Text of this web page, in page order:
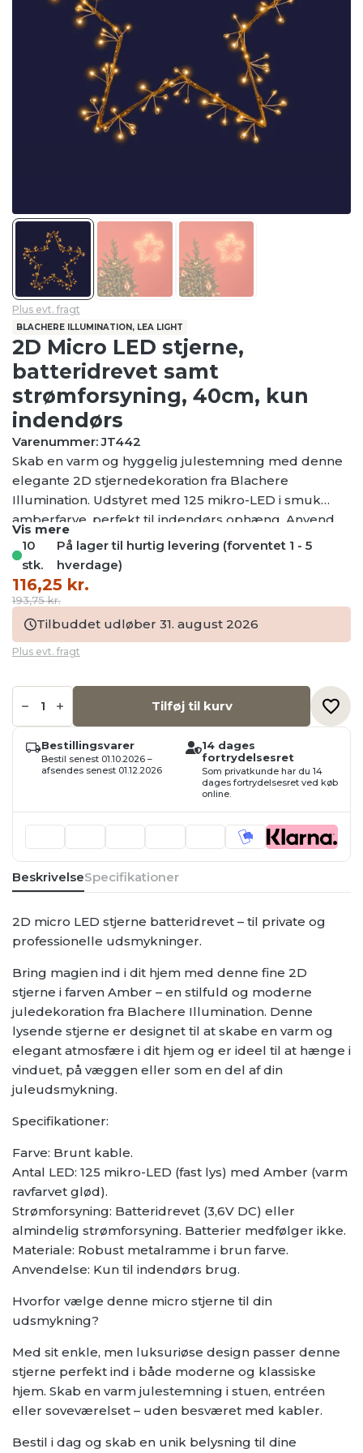
Plus evt. fragt
BLACHERE ILLUMINATION, LEA LIGHT
2D Micro LED stjerne,
batteridrevet samt
strømforsyning, 40cm, kun
indendørs
Varenummer: JT442
Skab en varm og hyggelig julestemning med denne
elegante 2D stjernedekoration fra Blachere
Illumination. Udstyret med 125 mikro-LED i smuk
amberfarve, perfekt til indendørs ophæng. Anvend
batterier eller almindelig strømforsyning for nem
placering. (Batterier medfølger ikke)
Vis mere
10
stk.
På lager til hurtig levering (forventet 1 - 5
hverdage)
193,75kr.
Den
oprindelige
pris
var:
193,75 kr..
116,25 kr.
Den
aktuelle
pris
er:
116,25 kr..
Tilbuddet udløber 31. august 2026
Plus evt. fragt
2D
Micro
stjerne,
batteridrevet
samt
strømforsyning,
40cm,
antal
Tilføj til kurv
Bestillingsvarer
Bestil senest 01.10.2026 –
afsendes senest 01.12.2026
14 dages
fortrydelsesret
Som privatkunde har du 14
dages fortrydelsesret ved køb
online.
BeskrivelseSpecifikationer
2D micro LED stjerne batteridrevet – til private og
professionelle udsmykninger.
Bring magien ind i dit hjem med denne fine 2D
stjerne i farven Amber – en stilfuld og moderne
juledekoration fra Blachere Illumination. Denne
lysende stjerne er designet til at skabe en varm og
elegant atmosfære i dit hjem og er ideel til at hænge i
vinduet, på væggen eller som en del af din
juleudsmykning.
Specifikationer:
Farve: Brunt kable.
Antal LED: 125 mikro-LED (fast lys) med Amber (varm
ravfarvet glød).
Strømforsyning: Batteridrevet (3,6V DC) eller
almindelig strømforsyning. Batterier medfølger ikke.
Materiale: Robust metalramme i brun farve.
Anvendelse: Kun til indendørs brug.
Hvorfor vælge denne micro stjerne til din
udsmykning?
Med sit enkle, men luksuriøse design passer denne
stjerne perfekt ind i både moderne og klassiske
hjem. Skab en varm julestemning i stuen, entréen
eller soveværelset – uden besværet med kabler.
Bestil i dag og skab en unik belysning til dine